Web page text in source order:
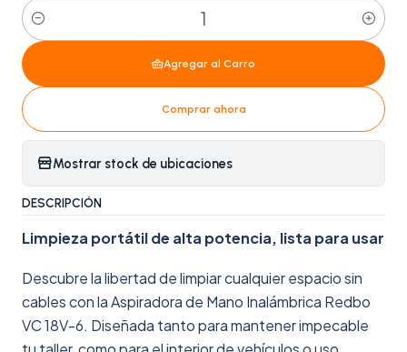
Cantidad
Agregar al Carro
Comprar ahora
Mostrar stock de ubicaciones
DESCRIPCIÓN
Limpieza portátil de alta potencia, lista para usar
Descubre la libertad de limpiar cualquier espacio sin
cables con la Aspiradora de Mano Inalámbrica Redbo
VC 18V-6. Diseñada tanto para mantener impecable